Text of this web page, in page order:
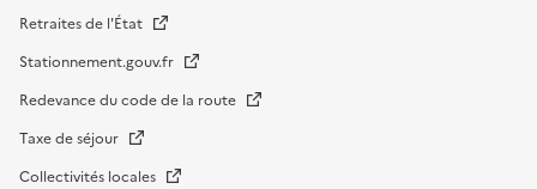
Retraites de l'État
Stationnement.gouv.fr
Redevance du code de la route
Taxe de séjour
Collectivités locales